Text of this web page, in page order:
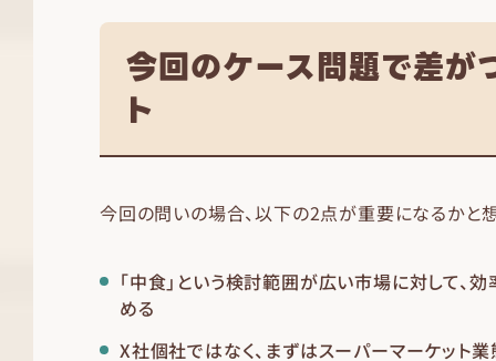
今回のケース問題で差が
ト
今回の問いの場合、以下の2点が重要になるかと
「中食」という検討範囲が広い市場に対して、
める
X社個社ではなく、まずはスーパーマーケット